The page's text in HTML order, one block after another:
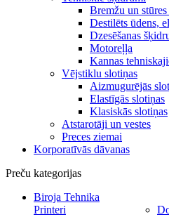
Bremžu un
Destilēts ūdens,
Dzesēšanas
Motoreļļa
Kannas
Vējstiklu slotiņas
Aizmugurējās
Elastīgās slotiņas
Klasiskās slotiņas
Atstarotāji un vestes
Preces ziemai
Korporatīvās dāvanas
Preču kategorijas
Biroja Tehnika
Printeri